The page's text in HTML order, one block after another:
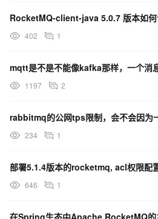
RocketMQ-client-java 5.0.7 版本如何
402 1
1197 2
234 1
646 1
在Spring生态中Apache RocketMQ的